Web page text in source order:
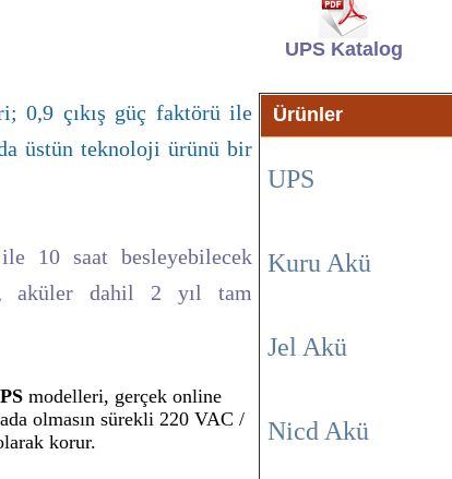
UPS Katalog
0,9 çıkış güç faktörü ile
üstün teknoloji ürünü bir
10 saat besleyebilecek
aküler dahil 2 yıl tam
modelleri, gerçek online
olmasın sürekli 220 VAC /
korur.
Ürünler
UPS
Kuru Akü
Jel Akü
Nicd Akü